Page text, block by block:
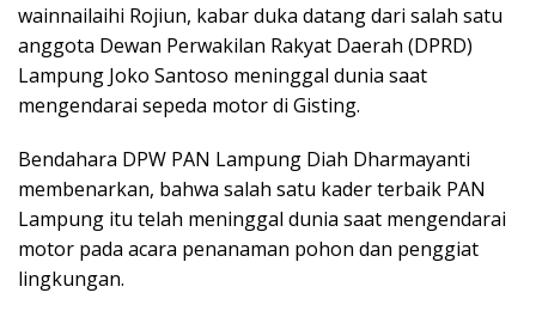
wainnailaihi Rojiun, kabar duka datang dari salah satu
anggota Dewan Perwakilan Rakyat Daerah (DPRD)
Lampung Joko Santoso meninggal dunia saat
mengendarai sepeda motor di Gisting.
Bendahara DPW PAN Lampung Diah Dharmayanti
membenarkan, bahwa salah satu kader terbaik PAN
Lampung itu telah meninggal dunia saat mengendarai
motor pada acara penanaman pohon dan penggiat
lingkungan.